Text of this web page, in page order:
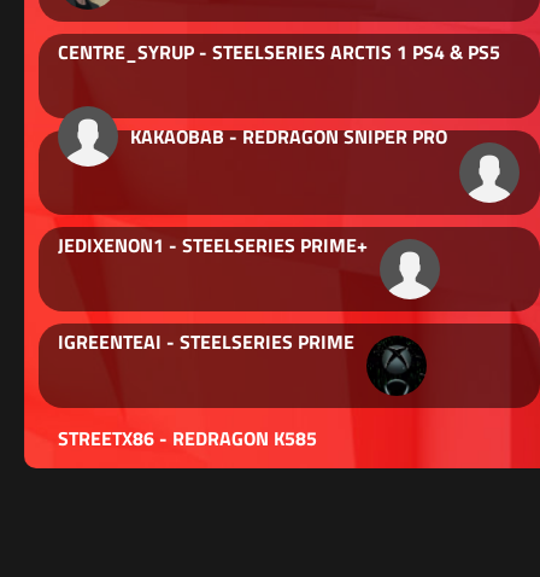
CENTRE_SYRUP - STEELSERIES ARCTIS 1 PS4 & PS5
KAKAOBAB - REDRAGON SNIPER PRO
JEDIXENON1 - STEELSERIES PRIME+
IGREENTEAI - STEELSERIES PRIME
STREETX86 - REDRAGON K585